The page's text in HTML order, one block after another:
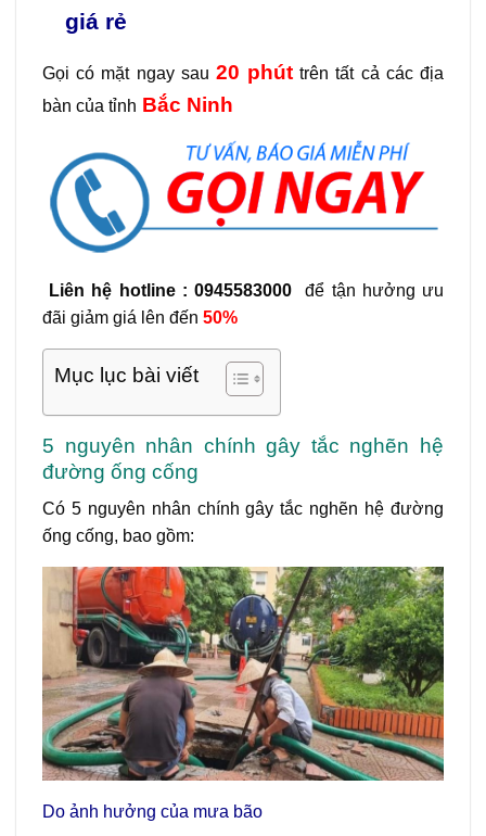
giá rẻ
Gọi có mặt ngay sau 20 phút trên tất cả các địa
bàn của tỉnh Bắc Ninh
Liên hệ hotline : 0945583000
để tận hưởng ưu
đãi giảm giá lên đến 50%
Mục lục bài viết
5 nguyên nhân chính gây tắc nghẽn hệ
đường ống cống
Có 5 nguyên nhân chính gây tắc nghẽn hệ đường
ống cống, bao gồm:
Do ảnh hưởng của mưa bão